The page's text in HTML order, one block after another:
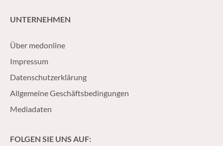
UNTERNEHMEN
Über medonline
Impressum
Datenschutzerklärung
Allgemeine Geschäftsbedingungen
Mediadaten
FOLGEN SIE UNS AUF: